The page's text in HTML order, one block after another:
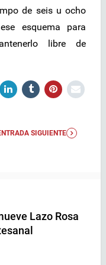
de seis u ocho
esquema para
libre de
SIGUIENTE
Lazo Rosa